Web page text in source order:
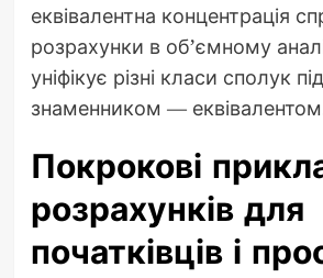
еквівалентна концентрація
розрахунки в об’ємному
уніфікує різні класи сполук
знаменником —
Покрокові
розрахунків для
початківців і